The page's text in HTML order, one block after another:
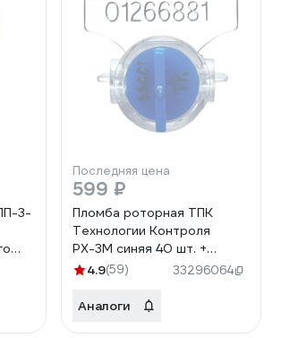
3-
Последняя цена
599 ₽
Пломба роторная ТПК
Технологии Контроля
РХ-3М синяя 40 шт. +
проволока пломбировочная
4.9(59) 33296064
Аналоги